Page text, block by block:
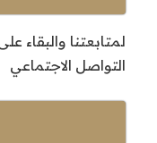
لمتابعتنا والبقاء
التواصل الاجتماعي